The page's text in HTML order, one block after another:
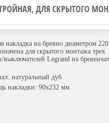
ДЛЯ СКРЫТОГО
накладка на бревно диаметром
для скрытого монтажа трех
выключателей Legrand на
натуральный дуб
накладки: 90х232 мм